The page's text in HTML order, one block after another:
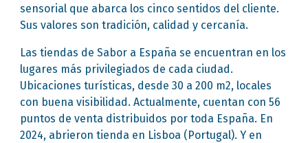
sensorial que abarca los cinco sentidos del cliente.
Sus valores son tradición, calidad y cercanía.
Las tiendas de Sabor a España se encuentran en los
lugares más privilegiados de cada ciudad.
Ubicaciones turísticas, desde 30 a 200 m2, locales
con buena visibilidad. Actualmente, cuentan con 56
puntos de venta distribuidos por toda España. En
2024, abrieron tienda en Lisboa (Portugal). Y en